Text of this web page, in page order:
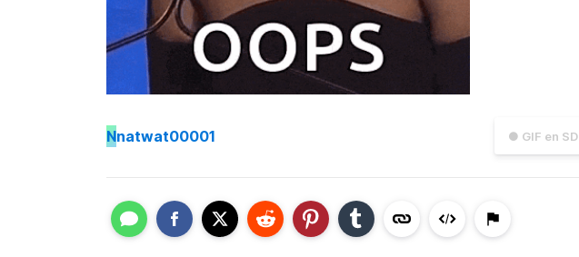
● GIF en SD
Nnatwat00001